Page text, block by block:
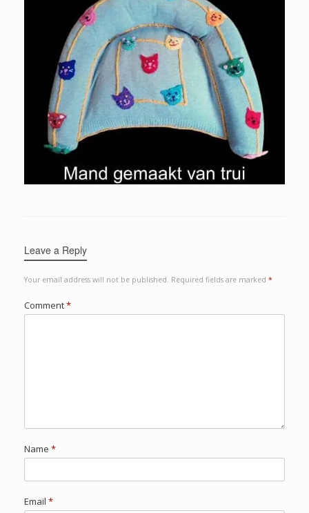
Leave a Reply
Your email address will not be published. Required fields are marked *
Comment*
Name *
Email *